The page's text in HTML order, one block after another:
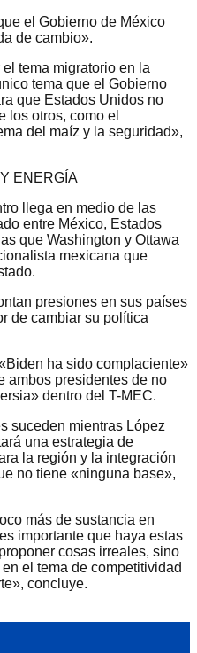
el Gobierno de México
de cambio».
tema migratorio en la
tema que el Gobierno
que Estados Unidos no
los otros, como el
del maíz y la seguridad»,
ENERGÍA
llega en medio de las
entre México, Estados
que Washington y Ottawa
mexicana que
presiones en sus países
de cambiar su política
ha sido complaciente»
ambos presidentes de no
dentro del T-MEC.
suceden mientras López
una estrategia de
la región y la integración
no tiene «ninguna base»,
más de sustancia en
importante que haya estas
cosas irreales, sino
el tema de competitividad
concluye.